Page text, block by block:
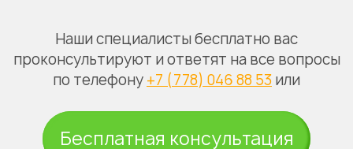
Наши специалисты бесплатно вас
проконсультируют и ответят на все вопросы
по телефону +7 (778) 046 88 53 или
Бесплатная консультация